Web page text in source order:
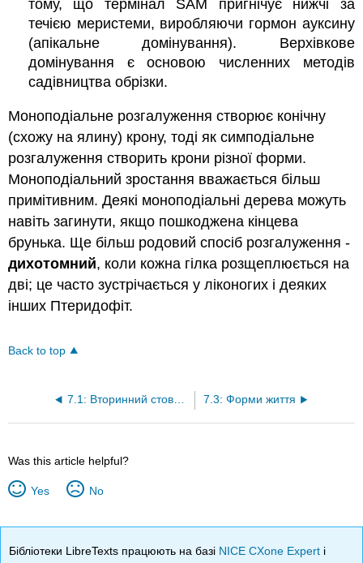
тому, що термінал SAM пригнічує нижчі за
течією меристеми, виробляючи гормон ауксину
(апікальне домінування). Верхівкове
домінування є основою численних методів
садівництва обрізки.
Моноподіальне розгалуження створює конічну
(схожу на ялину) крону, тоді як симподіальне
розгалуження створить крони різної форми.
Моноподіальний зростання вважається більш
примітивним. Деякі моноподіальні дерева можуть
навіть загинути, якщо пошкоджена кінцева
брунька. Ще більш родовий спосіб розгалуження -
дихотомний, коли кожна гілка розщеплюється на
дві; це часто зустрічається у ліконогих і деяких
інших Птеридофіт.
Back to top
7.1: Вторинний стовбур 7.3: Форми життя
Was this article helpful?
Yes No
Бібліотеки LibreTexts працюють на базі NICE CXone Expert і